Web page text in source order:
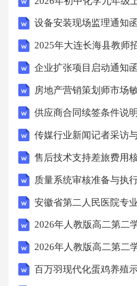
和生活中，我将以更加饱满的
值和社会发展贡献自己的力量
的成长和发展过程中，思想认
的作用。它不仅影响着我们的
取向，还决定着我们在面对各
深入反思，我发现自己存在
问题，这些问题严重制约了我
因此，对这些问题进行全面的
面临的一项重要任务。在思想
在着保守和僵化的问题。我习
思维方式和方法来思考和处理
意识和开拓精神。在面对新的
我往往不能及时调整自己的思
设备安装现场监理通知函
2025年大连长海县教师
企业扩张项目启动通知
供应商合同续签条件说
售后技术支持差旅费用